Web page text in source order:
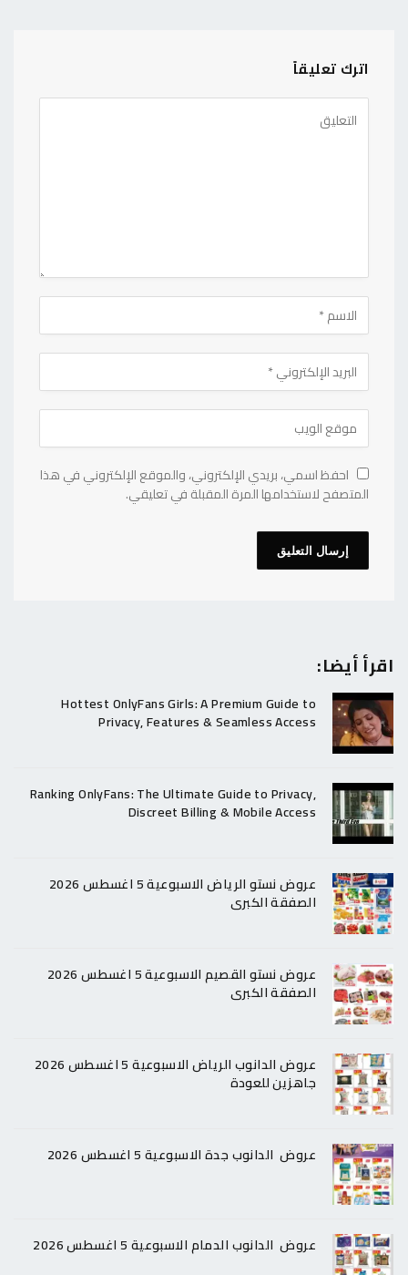
اترك تعليقاً
احفظ اسمي، بريدي الإلكتروني، والموقع الإلكتروني في هذا
المتصفح لاستخدامها المرة المقبلة في تعليقي.
اقرأ أيضا:
Hottest OnlyFans Girls: A Premium Guide to
Privacy, Features & Seamless Access
Ranking OnlyFans: The Ultimate Guide to Privacy,
Discreet Billing & Mobile Access
عروض نستو الرياض الاسبوعية 5 اغسطس 2026
الصفقة الكبرى
عروض نستو القصيم الاسبوعية 5 اغسطس 2026
الصفقة الكبرى
عروض الدانوب الرياض الاسبوعية 5 اغسطس 2026
جاهزين للعودة
عروض الدانوب جدة الاسبوعية 5 اغسطس 2026
عروض الدانوب الدمام الاسبوعية 5 اغسطس 2026